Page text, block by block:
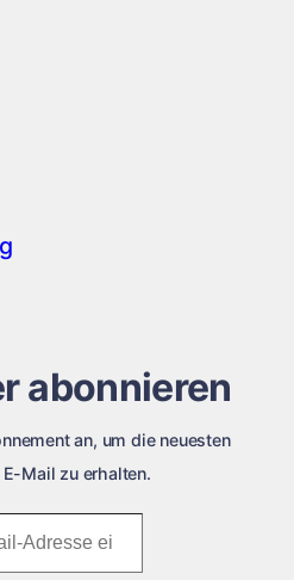
abonnieren
an, um die neuesten
Mail zu erhalten.